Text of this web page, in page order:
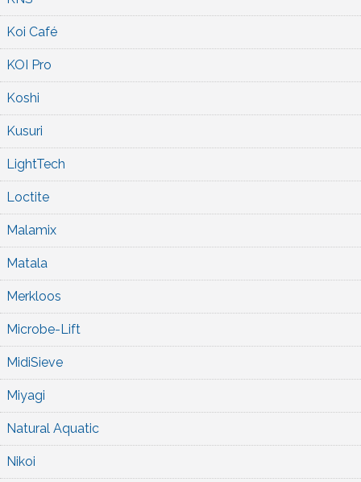
Koi Café
KOI Pro
Koshi
Kusuri
LightTech
Loctite
Malamix
Matala
Merkloos
Microbe-Lift
MidiSieve
Miyagi
Natural Aquatic
Nikoi